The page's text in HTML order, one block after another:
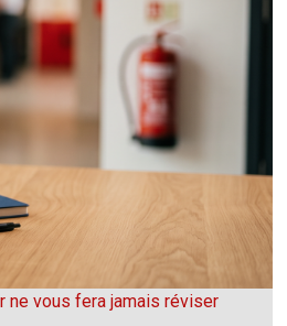
ne vous fera jamais réviser